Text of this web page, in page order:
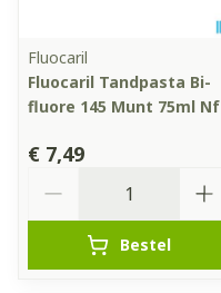
Fluocaril
Fluocaril Tandpasta Bi-
fluore 145 Munt 75ml Nf
€ 7,49
Bestel